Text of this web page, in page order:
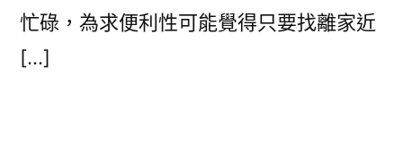
忙碌，為求便利性可能覺得只要找離家近
[…]